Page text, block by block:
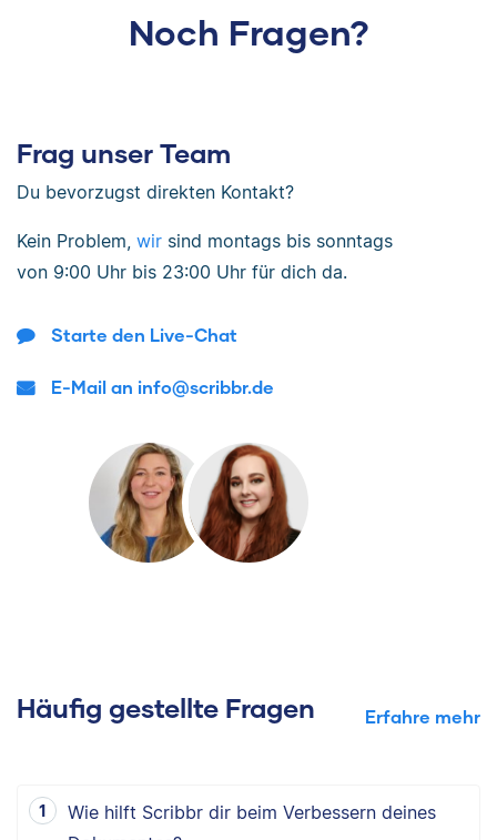
Noch Fragen?
Frag unser Team
Du bevorzugst direkten Kontakt?
Kein Problem, wir sind montags bis sonntags
von 9:00 Uhr bis 23:00 Uhr für dich da.
Starte den Live-Chat
E-Mail an info@scribbr.de
Häufig gestellte Fragen Erfahre mehr
Wie hilft Scribbr dir beim Verbessern deines